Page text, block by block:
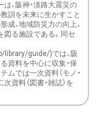
、阪神・淡路大震災の
訓を未来に生かすこと
成、地域防災力の向上、
図る施設である。同セ
guide/)では、阪
資料を中心に収集・保
ムでは一次資料（モノ・
次資料（図書・雑誌）を